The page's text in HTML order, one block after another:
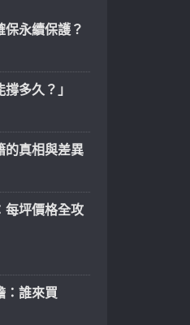
永續保護？
多久？」
的真相與差異
每坪價格全攻
：誰來買